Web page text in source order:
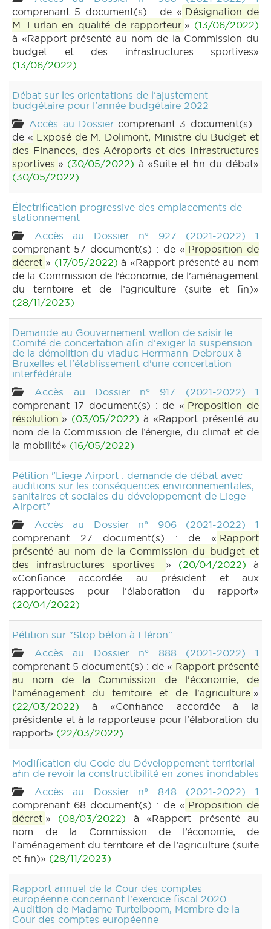
comprenant 5 document(s) : de « Désignation de
M. Furlan en qualité de rapporteur » (13/06/2022)
à «Rapport présenté au nom de la Commission du
budget et des infrastructures sportives»
(13/06/2022)
Débat sur les orientations de l'ajustement
budgétaire pour l'année budgétaire 2022
Accès au Dossier comprenant 3 document(s) :
de « Exposé de M. Dolimont, Ministre du Budget et
des Finances, des Aéroports et des Infrastructures
sportives » (30/05/2022) à «Suite et fin du débat»
(30/05/2022)
Électrification progressive des emplacements de
stationnement
Accès au Dossier n° 927 (2021-2022) 1
comprenant 57 document(s) : de « Proposition de
décret » (17/05/2022) à «Rapport présenté au nom
de la Commission de l’économie, de l’aménagement
du territoire et de l’agriculture (suite et fin)»
(28/11/2023)
Demande au Gouvernement wallon de saisir le
Comité de concertation afin d'exiger la suspension
de la démolition du viaduc Herrmann-Debroux à
Bruxelles et l'établissement d'une concertation
interfédérale
Accès au Dossier n° 917 (2021-2022) 1
comprenant 17 document(s) : de « Proposition de
résolution » (03/05/2022) à «Rapport présenté au
nom de la Commission de l’énergie, du climat et de
la mobilité» (16/05/2022)
Pétition "Liege Airport : demande de débat avec
auditions sur les conséquences environnementales,
sanitaires et sociales du développement de Liege
Airport"
Accès au Dossier n° 906 (2021-2022) 1
comprenant 27 document(s) : de « Rapport
présenté au nom de la Commission du budget et
des infrastructures sportives
» (20/04/2022) à
«Confiance accordée au président et aux
rapporteuses pour l'élaboration du rapport»
(20/04/2022)
Pétition sur "Stop béton à Fléron"
Accès au Dossier n° 888 (2021-2022) 1
comprenant 5 document(s) : de « Rapport présenté
au nom de la Commission de l'économie, de
l'aménagement du territoire et de l'agriculture »
(22/03/2022) à «Confiance accordée à la
présidente et à la rapporteuse pour l'élaboration du
rapport» (22/03/2022)
Modification du Code du Développement territorial
afin de revoir la constructibilité en zones inondables
Accès au Dossier n° 848 (2021-2022) 1
comprenant 68 document(s) : de « Proposition de
décret » (08/03/2022) à «Rapport présenté au
nom de la Commission de l’économie, de
l’aménagement du territoire et de l’agriculture (suite
et fin)» (28/11/2023)
Rapport annuel de la Cour des comptes
européenne concernant l'exercice fiscal 2020
Audition de Madame Turtelboom, Membre de la
Cour des comptes européenne